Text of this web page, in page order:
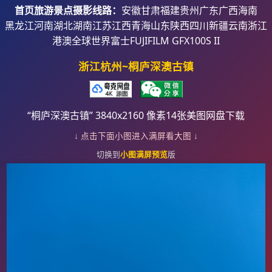
首页旅游景点摄影线路： 安徽甘肃福建贵州广东广西海南
黑龙江河南湖北湖南江苏江西青海山东陕西四川新疆云南浙江
港澳全球世界富士FUJIFILM GFX100S II
浙江杭州~桐庐深澳古镇
“桐庐深澳古镇” 3840x2160 像素14张美图网盘下载
↓ 点击下面小图进入满屏看大图 ↓
切换到小图满屏预览版